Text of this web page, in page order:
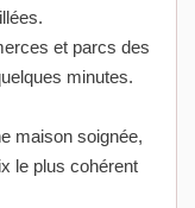
et parcs des
minutes.
maison soignée,
le plus cohérent